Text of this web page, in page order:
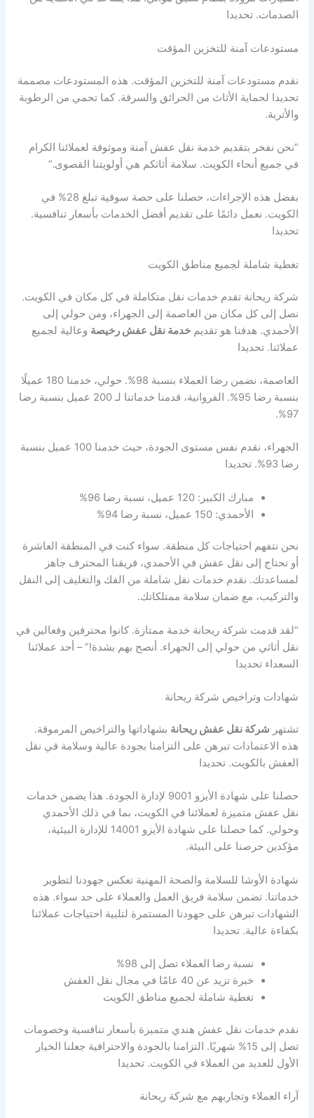
الصدمات. تحديدا
مستودعات آمنة للتخزين المؤقت
نقدم مستودعات آمنة للتخزين المؤقت. هذه المستودعات مصممة
تحديدا لحماية الأثاث من الحرائق والسرقة. كما تحمي من الرطوبة
والأتربة.
“نحن نفخر بتقديم خدمة نقل عفش آمنة وموثوقة لعملائنا الكرام
في جميع أنحاء الكويت. سلامة أثاثكم هي أولويتنا القصوى.”
بفضل هذه الإجراءات، حصلنا على حصة سوقية تبلغ 28% في
الكويت. نعمل دائمًا على تقديم أفضل الخدمات بأسعار تنافسية.
تحديدا
تغطية شاملة لجميع مناطق الكويت
شركة ريحانة تقدم خدمات نقل متكاملة في كل مكان في الكويت.
نصل إلى كل مكان من العاصمة إلى الجهراء، ومن حولي إلى
الأحمدي. هدفنا هو تقديمخدمة نقل عفش رخيصة وعالية لجميع
عملائنا. تحديدا
العاصمة، نضمن رضا العملاء بنسبة 98%. حولي، خدمنا 180 عميلًا
بنسبة رضا 95%. الفروانية، قدمنا خدماتنا لـ 200 عميل بنسبة رضا
97%.
الجهراء، نقدم نفس مستوى الجودة، حيث خدمنا 100 عميل بنسبة
رضا 93%. تحديدا
مبارك الكبير: 120 عميل، نسبة رضا 96%
الأحمدي: 150 عميل، نسبة رضا 94%
نحن نتفهم احتياجات كل منطقة. سواء كنت في المنطقة العاشرة
أو تحتاج إلى نقل عفش في الأحمدي، فريقنا المحترف جاهز
لمساعدتك. نقدم خدمات نقل شاملة من الفك والتغليف إلى النقل
والتركيب، مع ضمان سلامة ممتلكاتك.
“لقد قدمت شركة ريحانة خدمة ممتازة. كانوا محترفين وفعالين في
نقل أثاثي من حولي إلى الجهراء. أنصح بهم بشدة!” – أحد عملائنا
السعداء تحديدا
شهادات وتراخيص شركة ريحانة
تشتهر شركة نقل عفش ريحانة بشهاداتها والتراخيص المرموقة.
هذه الاعتمادات تبرهن على التزامنا بجودة عالية وسلامة في نقل
العفش بالكويت. تحديدا
حصلنا على شهادة الأيزو 9001 لإدارة الجودة. هذا يضمن خدمات
نقل عفش متميزة لعملائنا في الكويت، بما في ذلك الأحمدي
وحولي. كما حصلنا على شهادة الأيزو 14001 للإدارة البيئية،
مؤكدين حرصنا على البيئة.
شهادة الأوشا للسلامة والصحة المهنية تعكس جهودنا لتطوير
خدماتنا. تضمن سلامة فريق العمل والعملاء على حد سواء. هذه
الشهادات تبرهن على جهودنا المستمرة لتلبية احتياجات عملائنا
بكفاءة عالية. تحديدا
نسبة رضا العملاء تصل إلى 98%
خبرة تزيد عن 40 عامًا في مجال نقل العفش
تغطية شاملة لجميع مناطق الكويت
نقدم خدمات نقل عفش هندي متميزة بأسعار تنافسية وخصومات
تصل إلى 15% شهريًا. التزامنا بالجودة والاحترافية جعلنا الخيار
الأول للعديد من العملاء في الكويت. تحديدا
آراء العملاء وتجاربهم مع شركة ريحانة